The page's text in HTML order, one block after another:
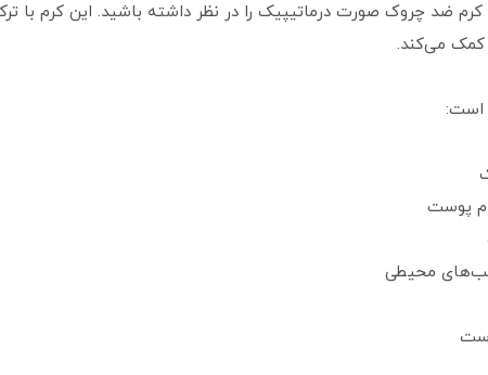
ضد چروک صورت درماتیپیک را در نظر داشته باشید. این کرم با
کمک می‌کند.
است:
پوست